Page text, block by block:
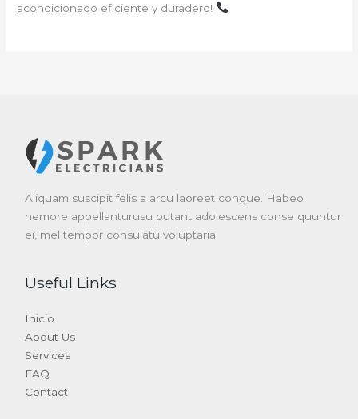
acondicionado eficiente y duradero!
Aliquam suscipit felis a arcu laoreet congue. Habeo
nemore appellanturusu putant adolescens conse quuntur
ei, mel tempor consulatu voluptaria.
Useful Links
Inicio
About Us
Services
FAQ
Contact